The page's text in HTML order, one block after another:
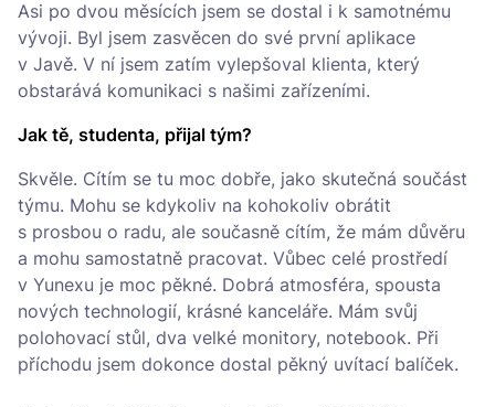
Asi po dvou měsících jsem se dostal i k samotnému
vývoji. Byl jsem zasvěcen do své první aplikace
v Javě. V ní jsem zatím vylepšoval klienta, který
obstarává komunikaci s našimi zařízeními.
Jak tě, studenta, přijal tým?
Skvěle. Cítím se tu moc dobře, jako skutečná součást
týmu. Mohu se kdykoliv na kohokoliv obrátit
s prosbou o radu, ale současně cítím, že mám důvěru
a mohu samostatně pracovat. Vůbec celé prostředí
v Yunexu je moc pěkné. Dobrá atmosféra, spousta
nových technologií, krásné kanceláře. Mám svůj
polohovací stůl, dva velké monitory, notebook. Při
příchodu jsem dokonce dostal pěkný uvítací balíček.